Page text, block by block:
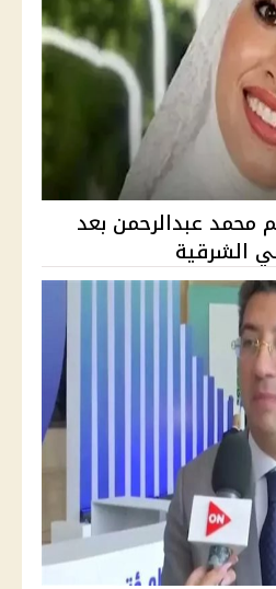
محمد عبدالرحمن بعد
الشرقية